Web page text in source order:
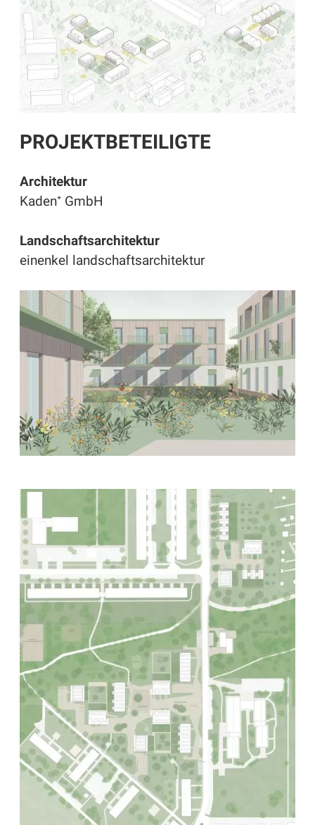
PROJEKTBETEILIGTE
Architektur
Kaden⁺ GmbH
Landschaftsarchitektur
einenkel landschaftsarchitektur